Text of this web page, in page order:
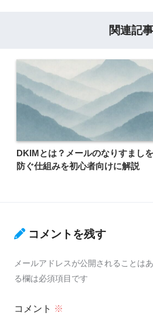
関連記事
DKIMとは？メールのなりすましを
防ぐ仕組みを初心者向けに解説
コメントを残す
メールアドレスが公開されることはあ
る欄は必須項目です
コメント ※